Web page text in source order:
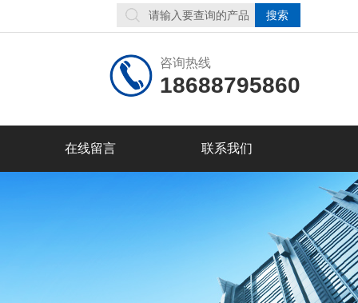
咨询热线
18688795860
在线留言 联系我们